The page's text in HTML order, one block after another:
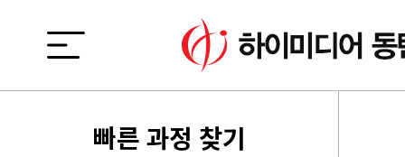
빠른 과정 찾기